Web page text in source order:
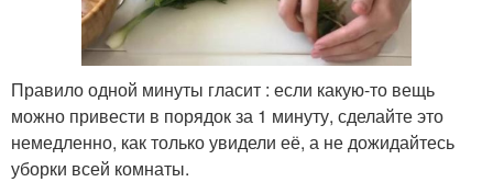
Правило одной минуты гласит : если какую-то вещь
можно привести в порядок за 1 минуту, сделайте это
немедленно, как только увидели её, а не дожидайтесь
уборки всей комнаты.